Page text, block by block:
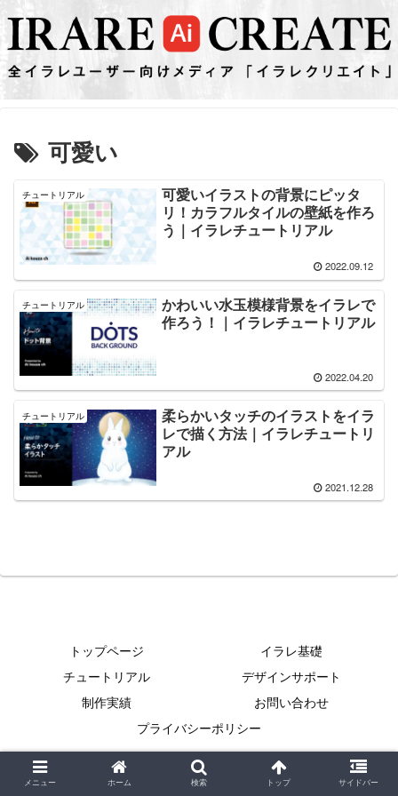
可愛い
チュートリアル
可愛いイラストの背景にピッタ
リ！カラフルタイルの壁紙を作ろ
う｜イラレチュートリアル
2022.09.12
チュートリアル
かわいい水玉模様背景をイラレで
作ろう！｜イラレチュートリアル
2022.04.20
チュートリアル
柔らかいタッチのイラストをイラ
レで描く方法｜イラレチュートリ
アル
2021.12.28
トップページ
イラレ基礎
チュートリアル
デザインサポート
制作実績
お問い合わせ
プライバシーポリシー
Copyright © 2021 イラレクリエイト All Rights Reserved.
メニュー ホーム 検索 トップ サイドバー